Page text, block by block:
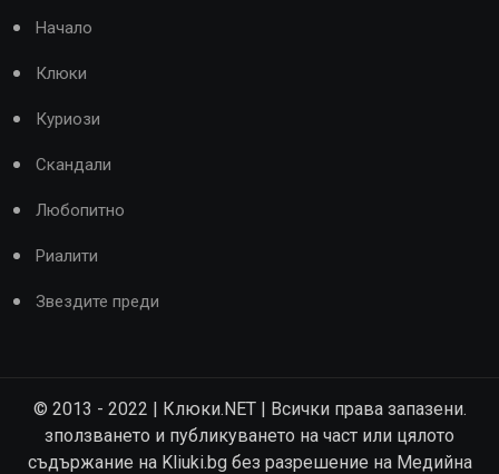
Начало
Клюки
Куриози
Скандали
Любопитно
Риалити
Звездите преди
© 2013 - 2022 | Клюки.NET | Всички права запазени.
зползването и публикуването на част или цялото
съдържание на Kliuki.bg без разрешение на Медийна